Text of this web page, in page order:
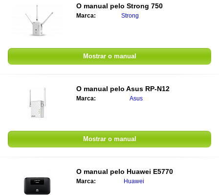
O manual pelo Strong 750
Marca: Strong
Mostrar o manual
O manual pelo Asus RP-N12
Marca: Asus
Mostrar o manual
O manual pelo Huawei E5770
Marca: Huawei